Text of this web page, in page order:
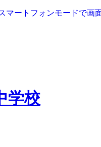
マートフォンモードで画
学校